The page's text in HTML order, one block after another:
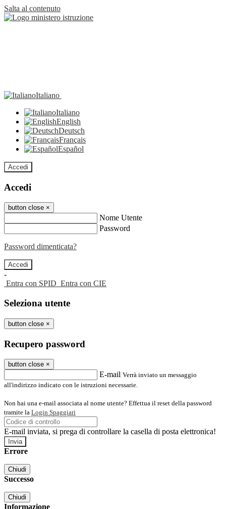
Salta al contenuto
Italiano
Italiano
English
Deutsch
Français
Español
Accedi
Accedi
button close ×
Nome Utente
Password
Password dimenticata?
-
Entra con SPID Entra con CIE
Seleziona utente
button close ×
Recupero password
button close ×
E-mail Verrà inviato un messaggio
all'indirizzo indicato con le istruzioni necessarie.
Non hai una e-mail associata al nome utente? Effettua il reset della password
tramite la Login Spaggiari
E-mail inviata, si prega di controllare la casella di posta elettronica!
Errore
Chiudi
Successo
Chiudi
Informazione